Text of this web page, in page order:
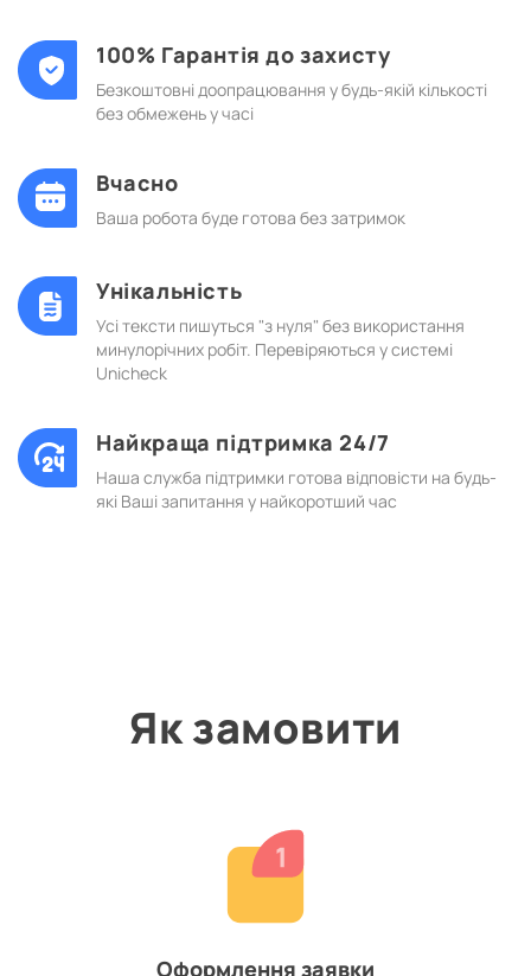
100% Гарантія до захисту
Безкоштовні доопрацювання у будь-якій кількості
без обмежень у часі
Вчасно
Ваша робота буде готова без затримок
Унікальність
Усі тексти пишуться "з нуля" без використання
минулорічних робіт. Перевіряються у системі
Unicheck
Найкраща підтримка 24/7
Наша служба підтримки готова відповісти на будь-
які Ваші запитання у найкоротший час
Як замовити
Оформлення заявки